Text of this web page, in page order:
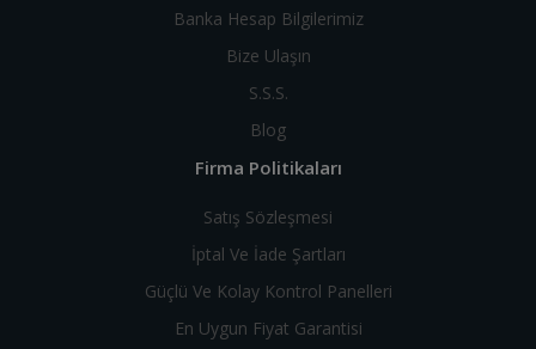
Banka Hesap Bilgilerimiz
Bize Ulaşın
S.S.S.
Blog
Firma Politikaları
Satış Sözleşmesi
İptal Ve İade Şartları
Güçlü Ve Kolay Kontrol Panelleri
En Uygun Fiyat Garantisi